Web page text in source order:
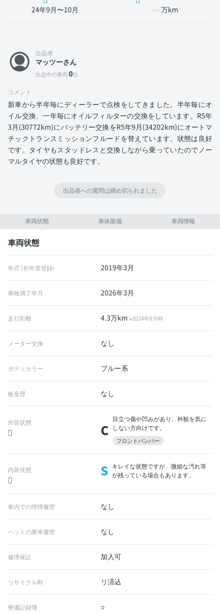
24年9月〜10月 --- 万km
車両状態 車体装備 車両情報
車両状態
年式 (初年度登録) 2019年3月
車検満了年月 2026年3月
走行距離 4.3万km※2024年8月時
メーター交換 なし
ボディカラー ブルー系
板金歴 なし
外装状態 C
目立つ傷や凹みがあり、外観を気に
しない方向けです。
フロントバンパー
内装状態 S キレイな状態ですが、微細な汚れ等
が残っている場合もあります。
車内での喫煙履歴 なし
ペットの乗車履歴 なし
修理保証 加入可
リサイクル料 リ済込
整備記録簿 ○
出品者
マッツーさん
出品中の車両0台
コメント
新車から半年毎にディーラーで点検をしてきました。半年毎にオ
イル交換、一年毎にオイルフィルターの交換をしています。R5年
3月(30772km)にバッテリー交換をR5年9月(34202km)にオートマ
チックトランスミッションフルードを替えています。状態は良好
です。タイヤもスタッドレスと交換しながら乗っていたのでノー
マルタイヤの状態も良好です。
出品者への質問は締め切られました